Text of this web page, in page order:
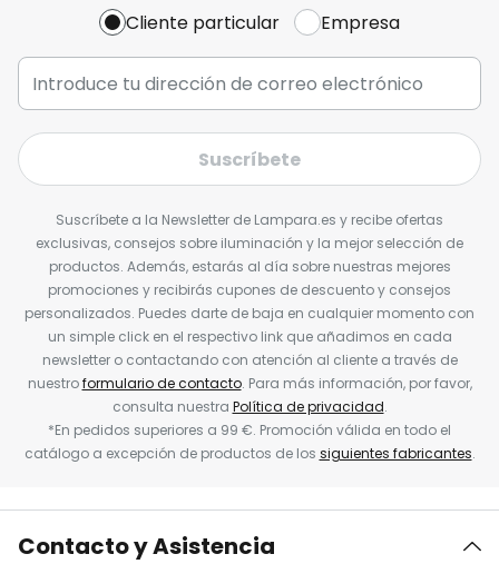
Cliente particular Empresa
Suscríbete
Suscríbete a la Newsletter de Lampara.es y recibe ofertas
exclusivas, consejos sobre iluminación y la mejor selección de
productos. Además, estarás al día sobre nuestras mejores
promociones y recibirás cupones de descuento y consejos
personalizados. Puedes darte de baja en cualquier momento con
un simple click en el respectivo link que añadimos en cada
newsletter o contactando con atención al cliente a través de
nuestroformulario de contacto. Para más información, por favor,
consulta nuestra Política de privacidad.
*En pedidos superiores a 99 €. Promoción válida en todo el
catálogo a excepción de productos de los siguientes fabricantes.
Contacto y Asistencia